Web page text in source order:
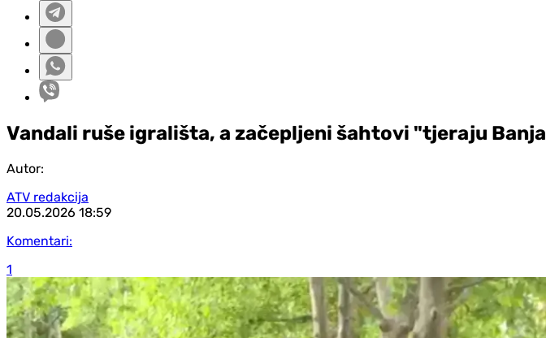
Vandali ruše igrališta, a začepljeni šahtovi "tjeraju
Autor:
ATV redakcija
20.05.2026 18:59
Komentari:
1